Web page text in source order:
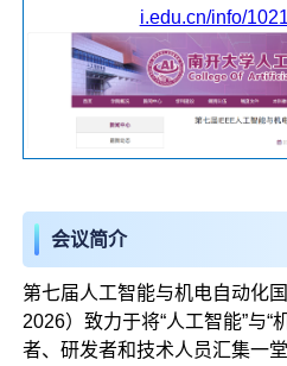
i.edu.cn/info/
会议简介
第七届人工智能与机电自动化
2026）致力于将“人工智能”与“
者、研发者和技术人员汇集一